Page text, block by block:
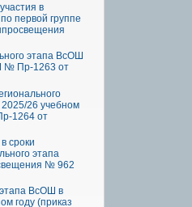
в
первой группе
этапа ВсОШ
№ Пр-1263 от
26 учебном
1264 от
сроки
этапа
№ 962
ВсОШ в
году (приказ